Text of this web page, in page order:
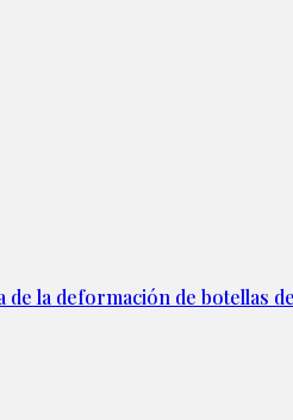
la deformación de botellas